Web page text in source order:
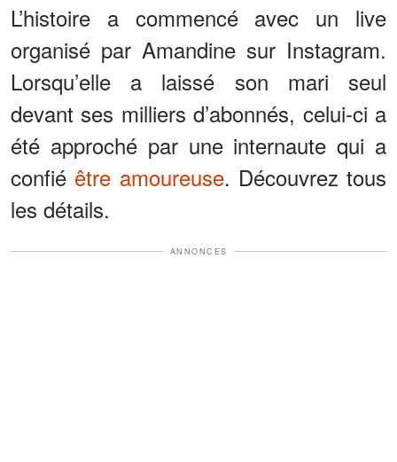
L’histoire a commencé avec un live
organisé par Amandine sur Instagram.
Lorsqu’elle a laissé son mari seul
devant ses milliers d’abonnés, celui-ci a
été approché par une internaute qui a
confié être amoureuse. Découvrez tous
les détails.
ANNONCES